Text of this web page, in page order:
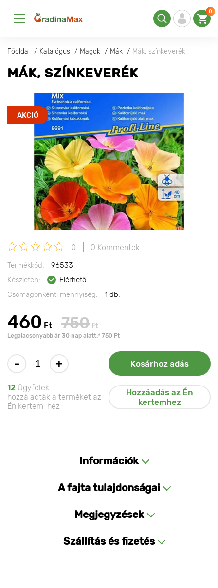
0
Főoldal Katalógus Magok Mák Mák, színkeverék
MÁK, SZÍNKEVERÉK
AKCIÓ
0 0 Kommentek
Termékkód:
96533
Készleten:
Elérhető
Csomagonkénti mennyiség:
1 db.
460 Ft 750 Ft
Legalacsonyabb ár 30 nap alatt:* 750 Ft
- + Kosárhoz adás
12 Ügyfelek
hozzá adták a terméket az
Én kertem-hez
Hozzáadás az Én
kertemhez
Információk
A fajta tulajdonságai
Megjegyzések
Szállítás és fizetés